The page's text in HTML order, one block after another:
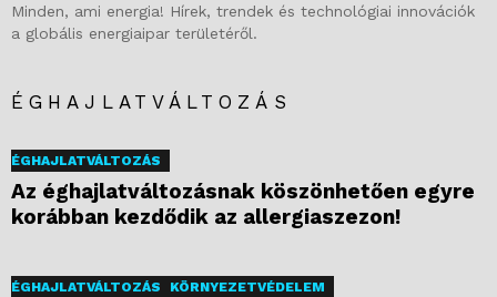
Minden, ami energia! Hírek, trendek és technológiai innovációk
a globális energiaipar területéről.
ÉGHAJLATVÁLTOZÁS
ÉGHAJLATVÁLTOZÁS
Az éghajlatváltozásnak köszönhetően egyre
korábban kezdődik az allergiaszezon!
ÉGHAJLATVÁLTOZÁS KÖRNYEZETVÉDELEM